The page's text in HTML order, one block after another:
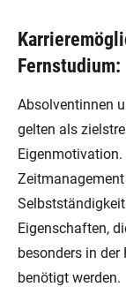
Fernstudium:
Absolventinnen
gelten als
Eigenschaften,
besonders in
benötigt werden.